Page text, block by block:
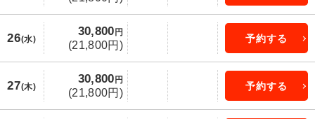
26(水)
30,800 円
(21,800円)
予約する
27(木)
30,800 円
(21,800円)
予約する